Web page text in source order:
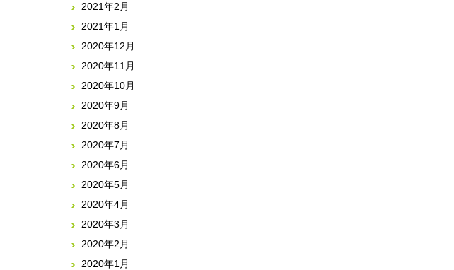
2021年2月
2021年1月
2020年12月
2020年11月
2020年10月
2020年9月
2020年8月
2020年7月
2020年6月
2020年5月
2020年4月
2020年3月
2020年2月
2020年1月